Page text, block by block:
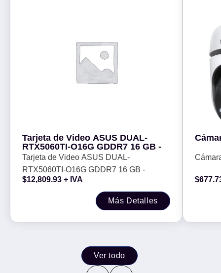
Tarjeta de Video ASUS DUAL-
RTX5060TI-O16G GDDR7 16 GB -
Tarjeta de Video ASUS DUAL-
RTX5060TI-O16G GDDR7 16 GB -
$12,809.93 + IVA
Más Detalles
$
Ver todo